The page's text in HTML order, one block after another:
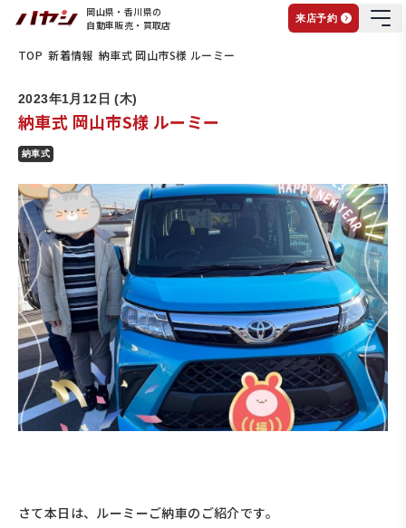
岡山県・香川県の
自動車販売・買取店
来店予約
TOP 新着情報 納車式 岡山市S様 ルーミー
2023年1月12日 (木)
納車式 岡山市S様 ルーミー
納車式
さて本日は、ルーミーご納車のご紹介です。